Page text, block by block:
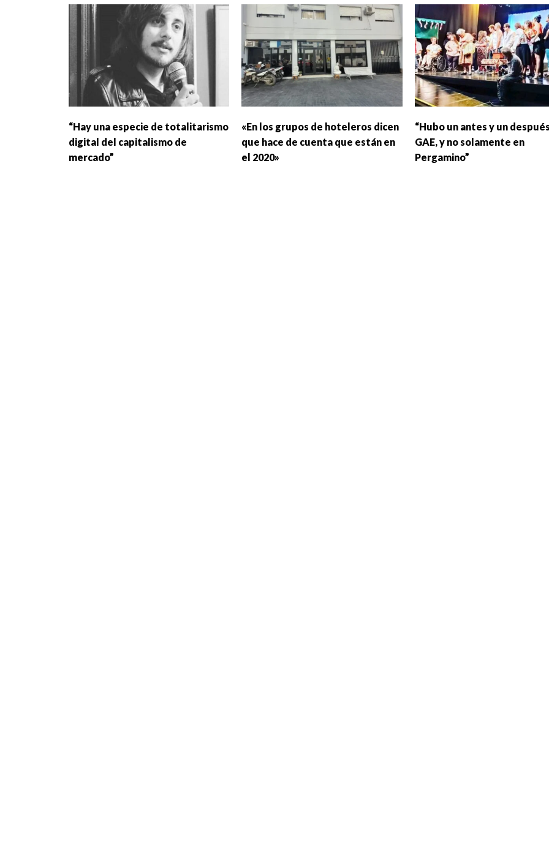
“Hay una especie de totalitarismo
digital del capitalismo de
mercado”
«En los grupos de hoteleros dicen
que hace de cuenta que están en
el 2020»
“Hubo un antes y un
GAE, y no solamente en
Pergamino”